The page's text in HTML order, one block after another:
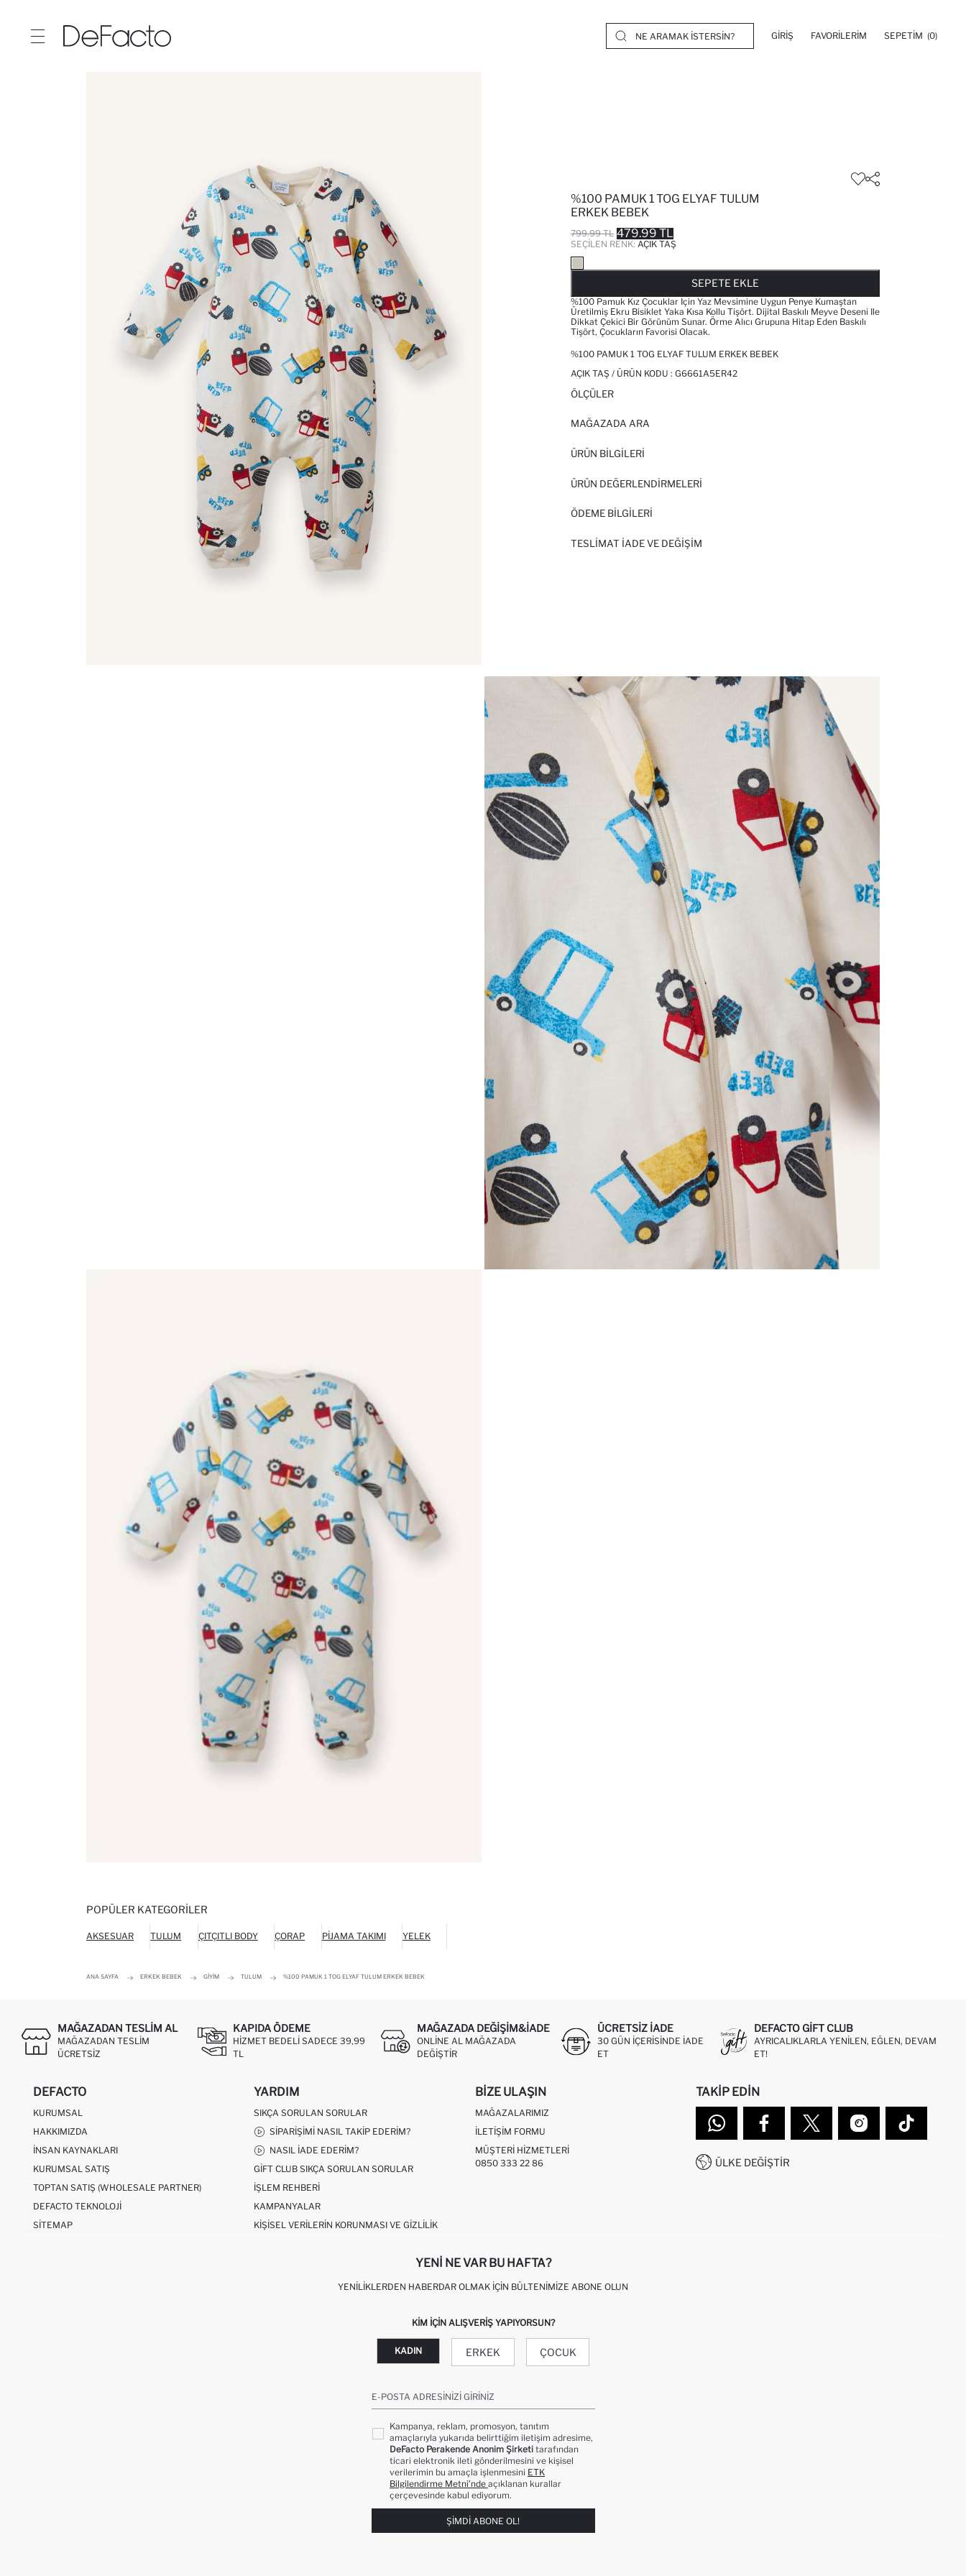
GIRIŞ FAVORILERIM SEPETIM (0)
%100 PAMUK 1 TOG ELYAF TULUM
ERKEK BEBEK
799.99 TL 479.99 TL
SEÇILEN RENK: AÇIK TAŞ
SEPETE EKLE
%100 Pamuk Kız Çocuklar Için Yaz Mevsimine Uygun Penye Kumaştan
Üretilmiş Ekru Bisiklet Yaka Kısa Kollu Tişört. Dijital Baskılı Meyve Deseni Ile
Dikkat Çekici Bir Görünüm Sunar. Örme Alıcı Grupuna Hitap Eden Baskılı
Tişört, Çocukların Favorisi Olacak.
%100 PAMUK 1 TOG ELYAF TULUM ERKEK BEBEK
AÇIK TAŞ / ÜRÜN KODU : G6661A5ER42
ÖLÇÜLER
MAĞAZADA ARA
ÜRÜN BILGILERI
ÜRÜN DEĞERLENDİRMELERİ
ÖDEME BİLGİLERİ
TESLIMAT İADE VE DEĞIŞIM
POPÜLER KATEGORILER
AKSESUAR TULUM ÇITÇITLI BODY ÇORAP PIJAMA TAKIMI YELEK
ANA SAYFA ERKEK BEBEK GIYIM TULUM %100 PAMUK 1 TOG ELYAF TULUM ERKEK BEBEK
MAĞAZADAN TESLIM AL
MAĞAZADAN TESLIM
ÜCRETSIZ
KAPIDA ÖDEME
HIZMET BEDELI SADECE 39,99
TL
MAĞAZADA DEĞIŞIM&İADE
ONLINE AL MAĞAZADA
DEĞIŞTIR
ÜCRETSIZ IADE
30 GÜN IÇERISINDE IADE
ET
DEFACTO GIFT CLUB
AYRICALIKLARLA YENILEN, EĞLEN, DEVAM
ET!
DEFACTO
KURUMSAL
HAKKIMIZDA
İNSAN KAYNAKLARI
KURUMSAL SATIŞ
TOPTAN SATIŞ (WHOLESALE PARTNER)
DEFACTO TEKNOLOJI
SITEMAP
YARDIM
SIKÇA SORULAN SORULAR
SIPARIŞIMI NASIL TAKIP EDERIM?
NASIL İADE EDERIM?
GIFT CLUB SIKÇA SORULAN SORULAR
İŞLEM REHBERI
KAMPANYALAR
KIŞISEL VERILERIN KORUNMASI VE GIZLILIK
BIZE ULAŞIN
MAĞAZALARIMIZ
İLETIŞIM FORMU
MÜŞTERI HIZMETLERI
0850 333 22 86
TAKIP EDIN
ÜLKE DEĞIŞTIR
YENI NE VAR BU HAFTA?
YENILIKLERDEN HABERDAR OLMAK İÇIN BÜLTENIMIZE ABONE OLUN
KIM IÇIN ALIŞVERIŞ YAPIYORSUN?
KADIN ERKEK ÇOCUK
E-POSTA ADRESINIZI GIRINIZ
Kampanya, reklam, promosyon, tanıtım
amaçlarıyla yukarıda belirttiğim iletişim adresime,
DeFacto Perakende Anonim Şirketi tarafından
ticari elektronik ileti gönderilmesini ve kişisel
verilerimin bu amaçla işlenmesini ETK
Bilgilendirme Metni’nde açıklanan kurallar
çerçevesinde kabul ediyorum.
ŞIMDI ABONE OL!